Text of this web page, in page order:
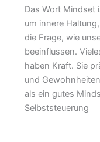
Das Wort Mindset
um innere
die Frage, wie
beeinflussen.
haben Kraft. Sie
und
als ein gutes
Selbststeuerung